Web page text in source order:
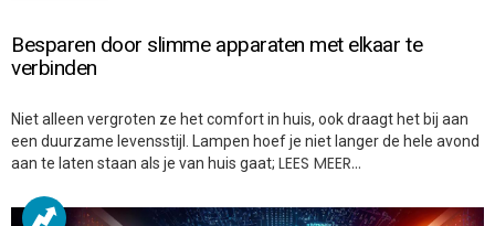
Besparen door slimme apparaten met elkaar te
verbinden
Niet alleen vergroten ze het comfort in huis, ook draagt het bij aan
een duurzame levensstijl. Lampen hoef je niet langer de hele avond
aan te laten staan als je van huis gaat; LEES MEER…